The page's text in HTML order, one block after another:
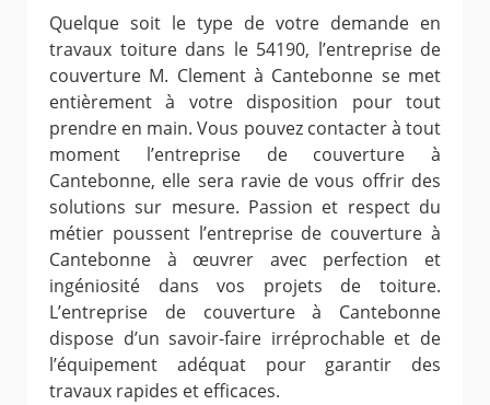
Quelque soit le type de votre demande en
travaux toiture dans le 54190, l’entreprise de
couverture M. Clement à Cantebonne se met
entièrement à votre disposition pour tout
prendre en main. Vous pouvez contacter à tout
moment l’entreprise de couverture à
Cantebonne, elle sera ravie de vous offrir des
solutions sur mesure. Passion et respect du
métier poussent l’entreprise de couverture à
Cantebonne à œuvrer avec perfection et
ingéniosité dans vos projets de toiture.
L’entreprise de couverture à Cantebonne
dispose d’un savoir-faire irréprochable et de
l’équipement adéquat pour garantir des
travaux rapides et efficaces.